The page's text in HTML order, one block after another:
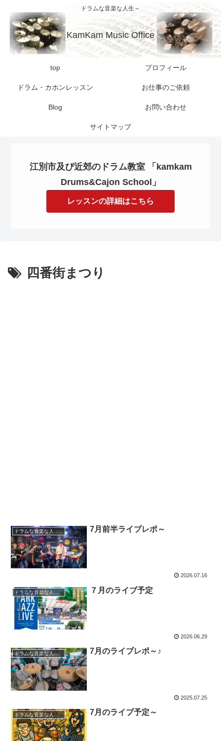
ドラムな音楽な人生～
KamKam Music Office
top プロフィール
ドラム・カホンレッスン お仕事のご依頼
Blog お問い合わせ
サイトマップ
江別市及び近郊のドラム教室 「kamkam
Drums&Cajon School」
レッスンの詳細はこちら
四番街まつり
ドラムな音楽な人生～ 7月前半ライブレポ～
2026.07.16
ドラムな音楽な人生～ ７月のライブ予定
2026.06.29
ドラムな音楽な人生～ 7月のライブレポ～♪
2025.07.25
ドラムな音楽な人生～ 7月のライブ予定～